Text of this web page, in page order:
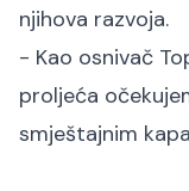
njihova razvoja.
- Kao osnivač
proljeća
smještajnim